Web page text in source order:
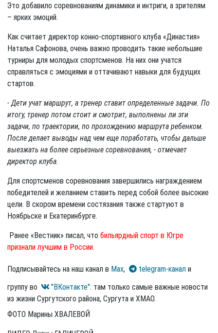
Это добавило соревнованиям динамики и интриги, а зрителям
– ярких эмоций.
Как считает директор конно-спортивного клуба «Династия»
Наталья Сафонова, очень важно проводить такие небольшие
турниры для молодых спортсменов. На них они учатся
справляться с эмоциями и оттачивают навыки для будущих
стартов.
- Дети учат маршрут, а тренер ставит определенные задачи. По
итогу, тренер потом стоит и смотрит, выполнены ли эти
задачи, по траектории, по прохождению маршрута ребенком.
После делает выводы над чем еще поработать, чтобы дальше
выезжать на более серьезные соревнования, - отмечает
директор клуба.
Для спортсменов соревнования завершились награждением
победителей и желанием ставить перед собой более высокие
цели. В скором времени состязания также стартуют в
Ноябрьске и Екатеринбурге.
Ранее «Вестник» писал, что бильярдный спорт в Югре
признали лучшим в России.
Подписывайтесь на наш канал в Max, telegram-канал и
группу во
"ВКонтакте": там только самые важные новости
из жизни Сургутского района, Сургута и ХМАО.
ФОТО Марины ХВАЛЕВОЙ